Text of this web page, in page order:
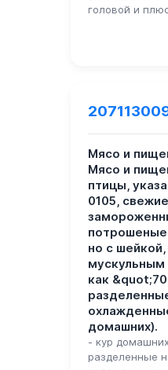
головой и
Мясо и
Мясо и
птицы,
0105,
но с
как
домашних).
- кур
разделенные